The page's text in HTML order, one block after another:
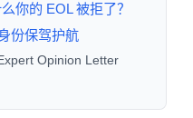
你的 EOL 被拒了？
份保驾护航
Opinion Letter